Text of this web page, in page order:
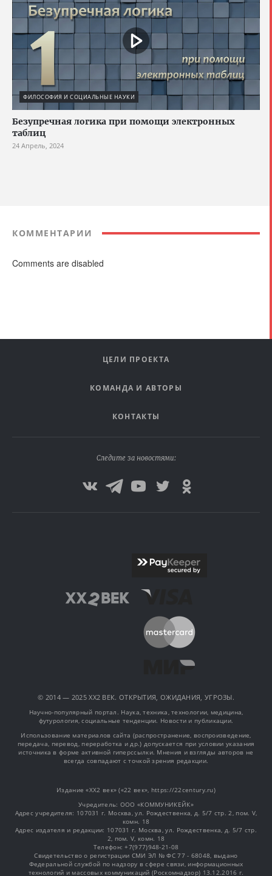
ФИЛОСОФИЯ И СОЦИАЛЬНЫЕ НАУКИ
Безупречная логика при помощи электронных
таблиц
24 Апрель, 2024
КОММЕНТАРИИ
Comments are disabled
ЦЕЛИ ПРОЕКТА
КОМАНДА И АВТОРЫ
КОНТАКТЫ
Следите за новостями:
© 2014 — 2025 XX2 ВЕК. ОТКРЫТИЯ, ОЖИДАНИЯ, УГРОЗЫ.
Научно-популярный портал. Наука, техника, технологии, медицина,
футурология, социальные тенденции. Новости и публикации.
Использование материалов сайта (распространение, воспроизведение,
передача, перевод, переработка и др.) допускается при условии указания
источника в форме активной гиперссылки. Мнения и взгляды авторов не
всегда совпадают с точкой зрения редакции.
Издание «XX2 век» («22 век», https://22century.ru)
Учредитель: OOO «КОММУНИКЕЙК»
Адрес учредителя: 107031 г. Москва, ул. Рождественка, д. 5/7 стр. 2, пом. V,
комн. 18
Адрес издателя и редакции: 107031 г. Москва, ул. Рождественка, д. 5/7 стр.
2, пом. V, комн. 18
Телефон: +7(977)948-21-08
Свидетельство о регистрации СМИ ЭЛ № ФС 77 - 68048, выдано
Федеральной службой по надзору в сфере связи, информационных
технологий и массовых коммуникаций (Роскомнадзор) 13.12.2016 г.